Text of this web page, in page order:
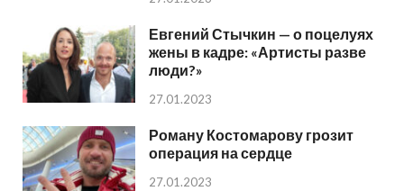
Евгений Стычкин — о поцелуях
жены в кадре: «Артисты разве
люди?»
27.01.2023
Роману Костомарову грозит
операция на сердце
27.01.2023